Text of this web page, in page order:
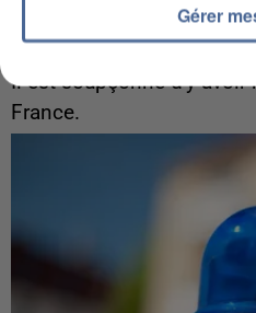
L’un des fondateurs
Il est soupçonné d'y
France.
Gérer